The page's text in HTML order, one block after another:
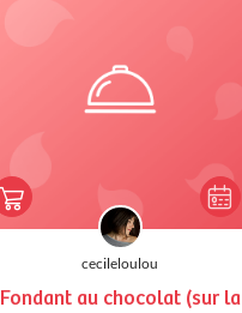
cecileloulou
Fondant au chocolat (sur la